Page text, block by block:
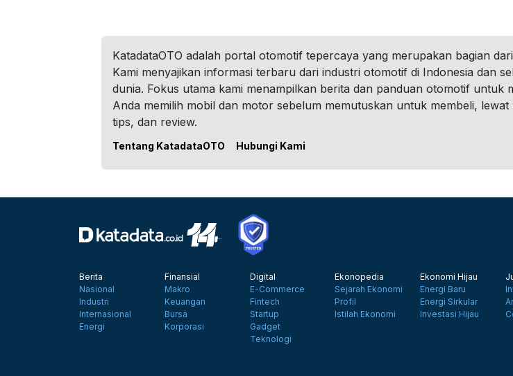
KatadataOTO adalah portal otomotif tepercaya yang merupakan bagian
Kami menyajikan informasi terbaru dari industri otomotif di Indonesia dan
dunia. Fokus utama kami menampilkan berita dan panduan otomotif untuk
Anda memilih mobil dan motor sebelum memutuskan untuk membeli, lewat
tips, dan review.
Tentang KatadataOTO Hubungi Kami
Berita
Nasional
Industri
Internasional
Energi
Finansial
Makro
Keuangan
Bursa
Korporasi
Digital
E-Commerce
Fintech
Startup
Gadget
Teknologi
Ekonopedia
Sejarah Ekonomi
Profil
Istilah Ekonomi
Ekonomi Hijau
Energi Baru
Energi Sirkular
Investasi Hijau